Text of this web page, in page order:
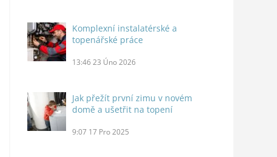
Komplexní instalatérské a
topenářské práce
13:46 23 Úno 2026
Jak přežít první zimu v novém
domě a ušetřit na topení
9:07 17 Pro 2025